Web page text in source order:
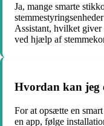
Ja, mange smarte
Assistant, hvilket
ved hjælp af
Hvordan kan jeg
For at opsætte en
en app, følge